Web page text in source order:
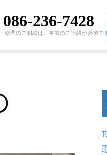
086-236-7428
修理のご相談は、事前のご連絡が必須で